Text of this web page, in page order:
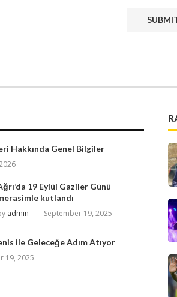
Hakkında Genel Bilgiler
19 Eylül Gaziler Günü
kutlandı
admin September 19, 2025
ile Geleceğe Adım Atıyor
19, 2025